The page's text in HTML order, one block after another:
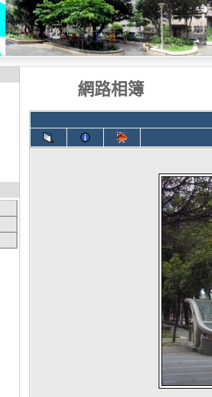
網路相簿